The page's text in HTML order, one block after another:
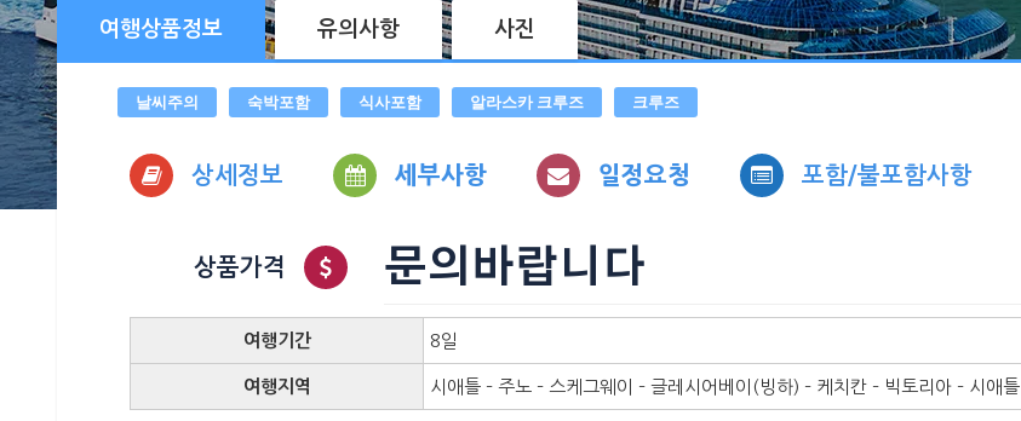
여행상품정보 유의사항 사진
날씨주의 숙박포함 식사포함 알라스카 크루즈 크루즈
상세정보 세부사항 일정요청 포함/불포함사항
상품가격 문의바랍니다
여행기간 8일
여행지역 시애틀 – 주노 – 스케그웨이 – 글레시어베이(빙하) – 케치칸 – 빅토리아 – 시애틀